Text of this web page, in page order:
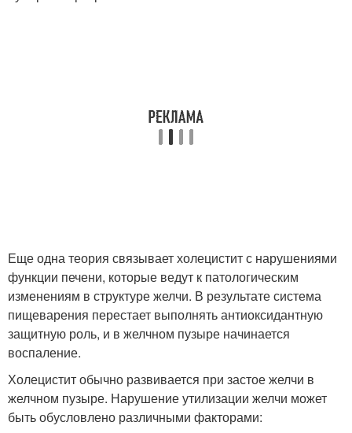
Еще одна теория связывает холецистит с нарушениями
функции печени, которые ведут к патологическим
изменениям в структуре желчи. В результате система
пищеварения перестает выполнять антиоксидантную
защитную роль, и в желчном пузыре начинается
воспаление.
Холецистит обычно развивается при застое желчи в
желчном пузыре. Нарушение утилизации желчи может
быть обусловлено различными факторами: